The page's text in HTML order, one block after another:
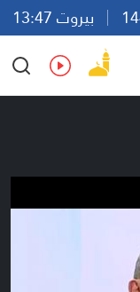
بيروت 13:47
Ar
En Fr Es